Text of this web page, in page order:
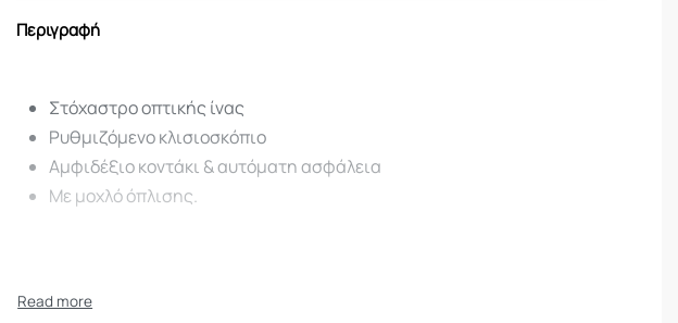
Περιγραφή
Στόχαστρο οπτικής ίνας
Ρυθμιζόμενο κλισιοσκόπιο
Αμφιδέξιο κοντάκι & αυτόματη ασφάλεια
Με μοχλό όπλισης.
ΜΟΝΤΕΛΟ/